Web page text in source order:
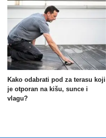
Kako odabrati pod za terasu koji
je otporan na kišu, sunce i
vlagu?